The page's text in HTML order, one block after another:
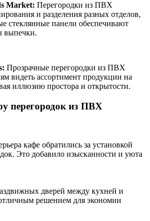
Market: Перегородки из ПВХ
и разделения разных отделов,
стеклянные панели обеспечивают
выпечки.
Прозрачные перегородки из ПВХ
видеть ассортимент продукции на
иллюзию простора и открытости.
перегородок из ПВХ
кафе обратились за установкой
Это добавило изысканности и уюта
дверей между кухней и
решением для экономии